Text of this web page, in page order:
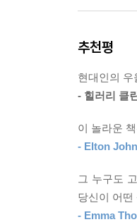
아무리 뇌를
의학자가
환자에게
화학적으
엄마에게
그가 방대
여전히 우
안정된 미
추천평
현대인의
- 힐러리 클
이 놀라운
- Elton
그 누구도
당신이 어
- Emma